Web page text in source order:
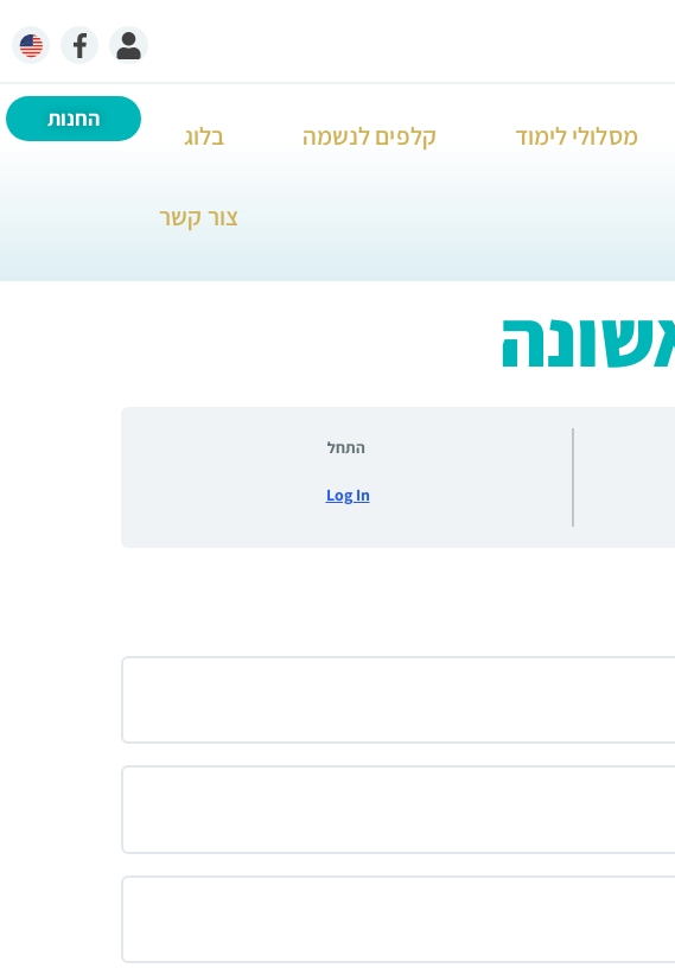
מסלולי לימוד קלפים לנשמה בלוג
צור קשר
החנות
התחל
Log In